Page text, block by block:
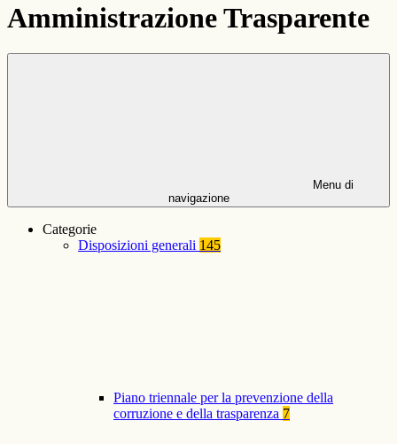
Amministrazione Trasparente
Menu di
navigazione
Categorie
Disposizioni generali 145
Piano triennale per la prevenzione della
corruzione e della trasparenza 7